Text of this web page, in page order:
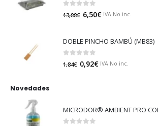
out of 5
13,00€ 6,50€ IVA No inc.
DOBLE PINCHO BAMBÚ (MB83)
out of 5
1,84€ 0,92€ IVA No inc.
Novedades